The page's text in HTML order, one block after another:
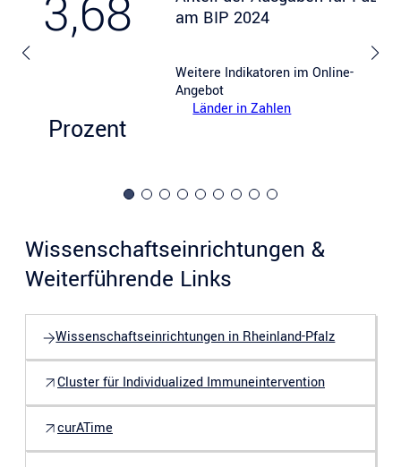
3,68
Prozent
am BIP 2024
Weitere Indikatoren im Online-
Angebot
Länder in Zahlen
Wissenschaftseinrichtungen &
Weiterführende Links
Wissenschaftseinrichtungen in Rheinland-Pfalz
Cluster für Individualized Immuneintervention
curATime